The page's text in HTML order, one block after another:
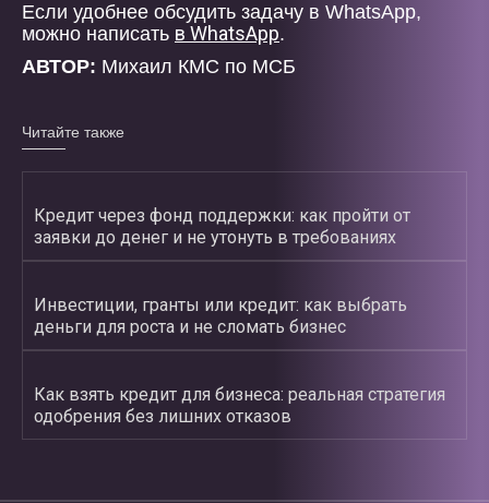
Если удобнее обсудить задачу в WhatsApp,
можно написать в WhatsApp.
АВТОР: Михаил КМС по МСБ
Читайте также
Кредит через фонд поддержки: как пройти от
заявки до денег и не утонуть в требованиях
Инвестиции, гранты или кредит: как выбрать
деньги для роста и не сломать бизнес
Как взять кредит для бизнеса: реальная стратегия
одобрения без лишних отказов